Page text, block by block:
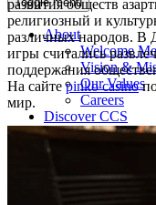
About
Welcome
Vision &
Our Values
Careers
Discover CCS
Our School
Admissions
развития обществ
религиозный и
различных народов. В
игры считались
поддержания
На сайтеpinko casino
мир.